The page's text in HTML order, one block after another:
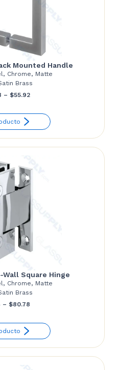
Mounted Handle
Chrome, Matte
Brass
– $55.92Price
$54.68
through
Square Hinge
Chrome, Matte
Brass
– $80.78
$74.56
through